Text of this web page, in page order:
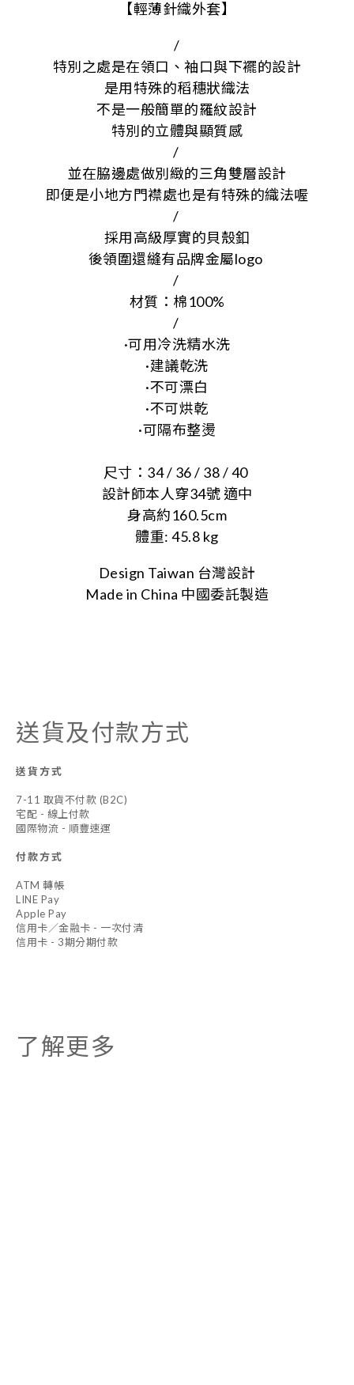
【輕薄針織外套】
/
特別之處是在領口、袖口與下襬的設計
是用特殊的稻穗狀織法
不是一般簡單的羅紋設計
特別的立體與顯質感
/
並在脇邊處做別緻的三角雙層設計
即便是小地方門襟處也是有特殊的織法喔
/
採用高級厚實的貝殼釦
後領圍還縫有品牌金屬logo
/
材質：棉100%
/
·可用冷洗精水洗
·建議乾洗
·不可漂白
·不可烘乾
·可隔布整燙
尺寸：34 / 36 / 38 / 40
設計師本人穿34號 適中
身高約160.5cm
體重: 45.8 kg
Design Taiwan 台灣設計
Made in China 中國委託製造
送貨及付款方式
送貨方式
7-11 取貨不付款 (B2C)
宅配 - 線上付款
國際物流 - 順豐速運
付款方式
ATM 轉帳
LINE Pay
Apple Pay
信用卡／金融卡 - 一次付清
信用卡 - 3期分期付款
了解更多